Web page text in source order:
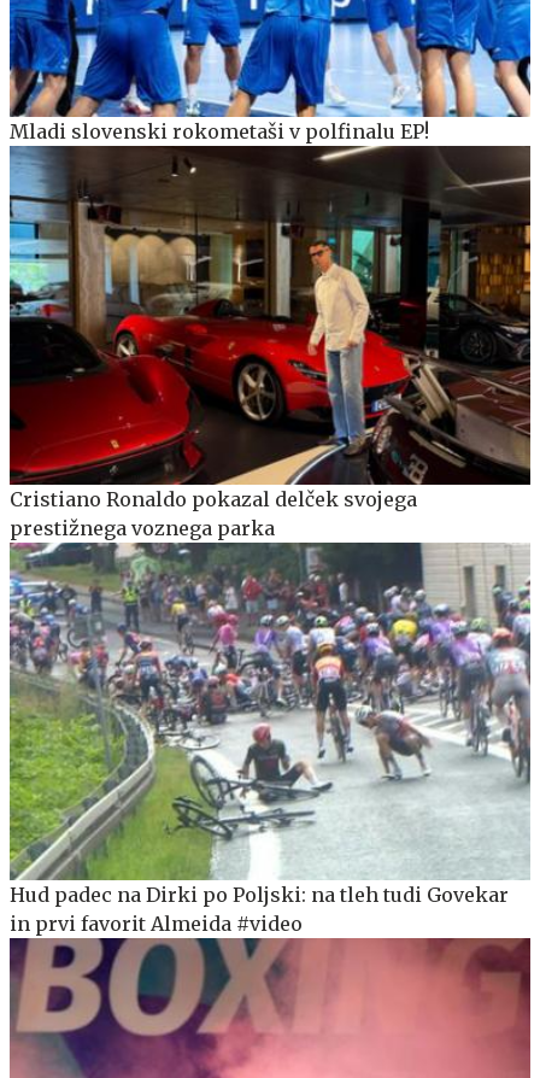
Mladi slovenski rokometaši v polfinalu EP!
Cristiano Ronaldo pokazal delček svojega
prestižnega voznega parka
Hud padec na Dirki po Poljski: na tleh tudi Govekar
in prvi favorit Almeida #video